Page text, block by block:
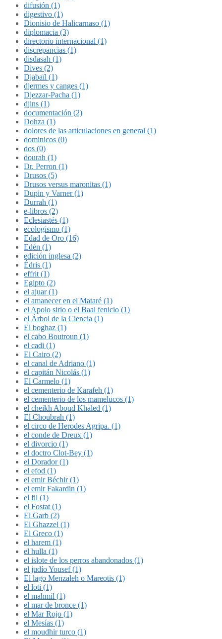
difusión (1)
digestivo (1)
Dionisio de Halicarnaso (1)
diplomacia (3)
directorio internacional (1)
discrepancias (1)
disdasah (1)
Dives (2)
Djabaïl (1)
djermes y canges (1)
Djezzar-Pacha (1)
djins (1)
documentación (2)
Dohza (1)
dolores de las articulaciones en general (1)
dominicos (0)
dos (0)
dourah (1)
Dr. Perron (1)
Drusos (5)
Drusos versus maronitas (1)
Dupin y Varner (1)
Durrah (1)
e-libros (2)
Eclesiastés (1)
ecologismo (1)
Edad de Oro (16)
Edén (1)
edición inglesa (2)
Édris (1)
effrit (1)
Egipto (2)
el ajuar (1)
el amanecer en el Mataré (1)
el Apolo sirio o el Baal fenicio (1)
el Árbol de la Ciencia (1)
El boghaz (1)
el cabo Boutroun (1)
el cadi (1)
El Cairo (2)
el canal de Adriano (1)
el capitán Nicolás (1)
El Carmelo (1)
el cementerio de Karafeh (1)
el cementerio de los mamelucos (1)
el cheikh Aboud Khaled (1)
El Choubrah (1)
el circo de Herodes Agripa. (1)
el conde de Dreux (1)
el divorcio (1)
el doctro Clot-Bey (1)
el Dorador (1)
el efod (1)
el emir Béchir (1)
el emir Fakardin (1)
el fil (1)
el Fostat (1)
El Garb (2)
El Ghazzel (1)
El Greco (1)
el harem (1)
el hulla (1)
el islote de los perros abandonados (1)
el judío Yousef (1)
El lago Menzaleh o Mareotis (1)
el loti (1)
el mahmil (1)
el mar de bronce (1)
el Mar Rojo (1)
el Mesías (1)
el moudhir turco (1)